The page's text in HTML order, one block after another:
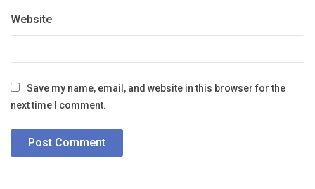
Website
Save my name, email, and website in this browser for the
next time I comment.